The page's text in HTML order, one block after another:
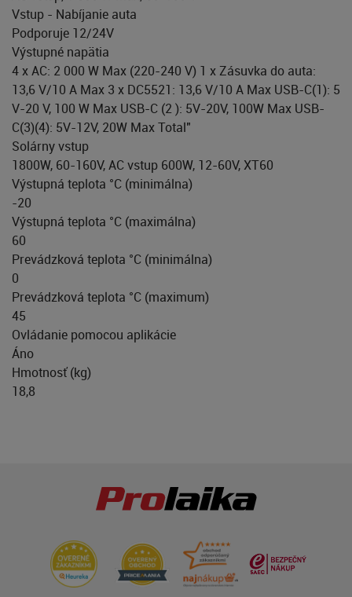
Vstup - Nabíjanie auta
Podporuje 12/24V
Výstupné napätia
4 x AC: 2 000 W Max (220-240 V) 1 x Zásuvka do auta:
13,6 V/10 A Max 3 x DC5521: 13,6 V/10 A Max USB-C(1): 5
V-20 V, 100 W Max USB-C (2 ): 5V-20V, 100W Max USB-
C(3)(4): 5V-12V, 20W Max Total"
Solárny vstup
1800W, 60-160V, AC vstup 600W, 12-60V, XT60
Výstupná teplota °C (minimálna)
-20
Výstupná teplota °C (maximálna)
60
Prevádzková teplota °C (minimálna)
0
Prevádzková teplota °C (maximum)
45
Ovládanie pomocou aplikácie
Áno
Hmotnosť (kg)
18,8